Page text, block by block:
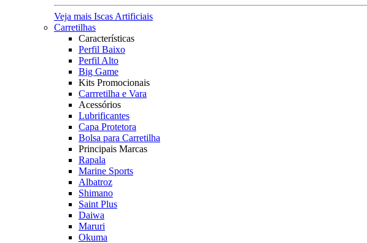
Veja mais Iscas Artificiais
Carretilhas
Características
Perfil Baixo
Perfil Alto
Big Game
Kits Promocionais
Carrretilha e Vara
Acessórios
Lubrificantes
Capa Protetora
Bolsa para Carretilha
Principais Marcas
Rapala
Marine Sports
Albatroz
Shimano
Saint Plus
Daiwa
Maruri
Okuma